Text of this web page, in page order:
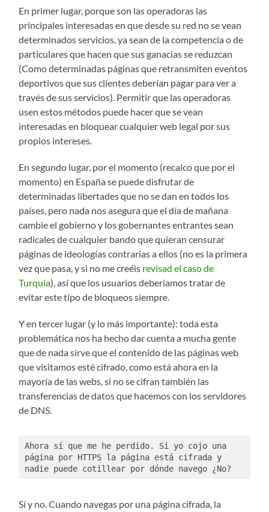
En primer lugar, porque son las operadoras las
principales interesadas en que desde su red no se vean
determinados servicios, ya sean de la competencia o de
particulares que hacen que sus ganacias se reduzcan
(Como determinadas páginas que retransmiten eventos
deportivos que sus clientes deberían pagar para ver a
través de sus servicios). Permitir que las operadoras
usen estos métodos puede hacer que se vean
interesadas en bloquear cualquier web legal por sus
propios intereses.
En segundo lugar, por el momento (recalco que por el
momento) en España se puede disfrutar de
determinadas libertades que no se dan en todos los
países, pero nada nos asegura que el día de mañana
cambie el gobierno y los gobernantes entrantes sean
radicales de cualquier bando que quieran censurar
páginas de ideologías contrarias a ellos (no es la primera
vez que pasa, y si no me creéis revisad el caso de
Turquía), así que los usuarios deberíamos tratar de
evitar este tipo de bloqueos siempre.
Y en tercer lugar (y lo más importante): toda esta
problemática nos ha hecho dar cuenta a mucha gente
que de nada sirve que el contenido de las páginas web
que visitamos esté cifrado, como está ahora en la
mayoría de las webs, si no se cifran también las
transferencias de datos que hacemos con los servidores
de DNS.
Ahora sí que me he perdido. Si yo cojo una
página por HTTPS la página está cifrada y
nadie puede cotillear por dónde navego ¿No?
Sí y no. Cuando navegas por una página cifrada, la